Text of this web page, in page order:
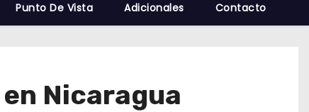
Punto De Vista Adicionales Contacto
Nicaragua